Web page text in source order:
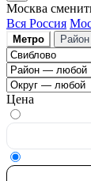
Москва
Вся Россия
Метро Район
Цена